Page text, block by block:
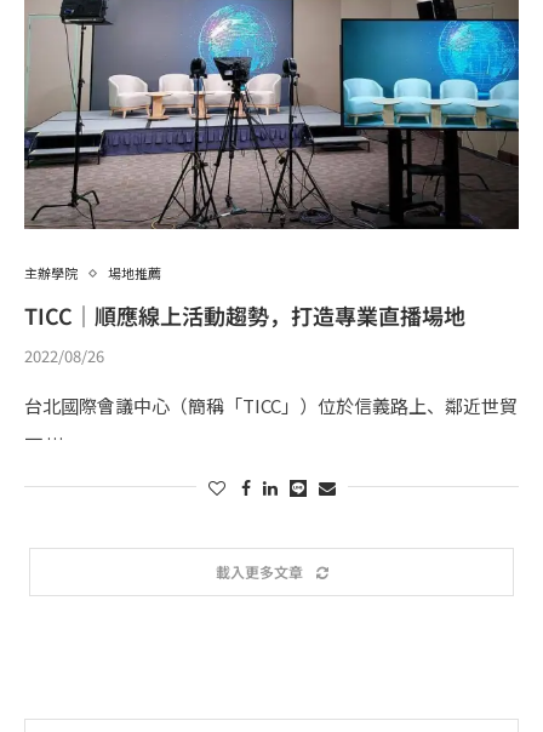
主辦學院 場地推薦
TICC｜順應線上活動趨勢，打造專業直播場地
2022/08/26
台北國際會議中心（簡稱「TICC」）位於信義路上、鄰近世貿
一 …
載入更多文章